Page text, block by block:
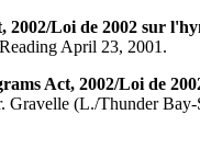
Loi de 2002 sur
April 23, 2001.
Act, 2002/Loi de
Gravelle (L./Thunder